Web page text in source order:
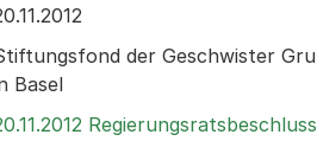
Sitzungen: Informationen
der Geschwister
Basel